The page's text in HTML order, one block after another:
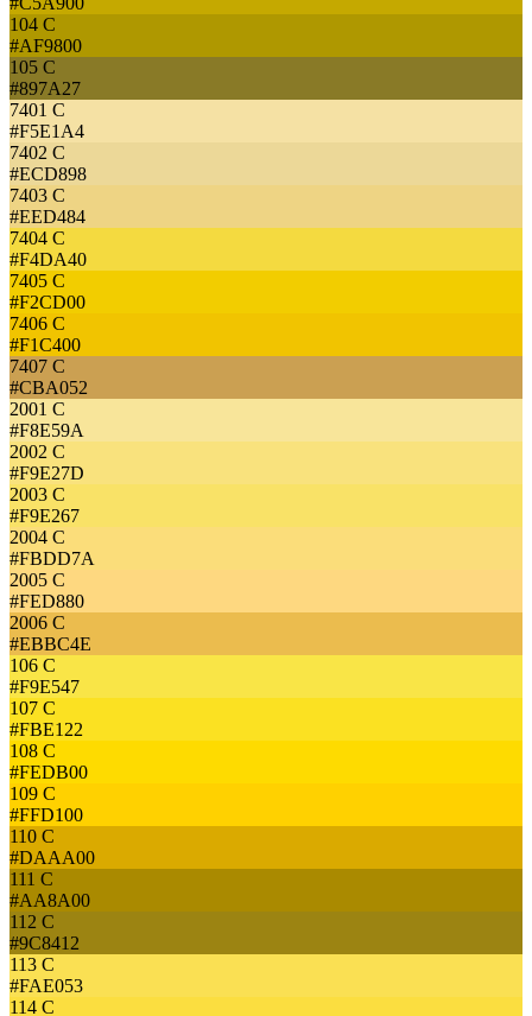
104 C
#AF9800
105 C
#897A27
7401 C
#F5E1A4
7402 C
#ECD898
7403 C
#EED484
7404 C
#F4DA40
7405 C
#F2CD00
7406 C
#F1C400
7407 C
#CBA052
2001 C
#F8E59A
2002 C
#F9E27D
2003 C
#F9E267
2004 C
#FBDD7A
2005 C
#FED880
2006 C
#EBBC4E
106 C
#F9E547
107 C
#FBE122
108 C
#FEDB00
109 C
#FFD100
110 C
#DAAA00
111 C
#AA8A00
112 C
#9C8412
113 C
#FAE053
114 C